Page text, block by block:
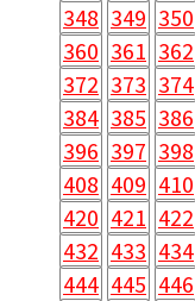
348 349 350
360 361 362
372 373 374
384 385 386
396 397 398
408 409 410
420 421 422
432 433 434
444 445 446